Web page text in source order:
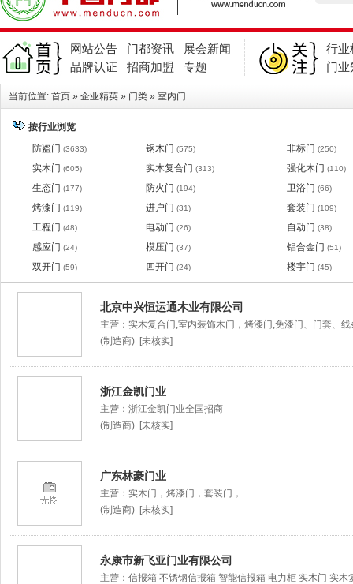
求
企业总
网站公告 门都资讯
展会新闻
品牌认证
招商加盟 专题
行业
门业
当前位置: 首页 » 企业精英 » 门类 » 室内门
按行业浏览
防盗门 (3633) 钢木门 (575) 非标门 (250)
实木门 (605) 实木复合门 (313) 强化木门 (110)
生态门 (177) 防火门 (194) 卫浴门 (66)
烤漆门 (119) 进户门 (31) 套装门 (109)
工程门 (48) 电动门 (26) 自动门 (38)
感应门 (24) 模压门 (37) 铝合金门 (51)
双开门 (59) 四开门 (24) 楼宇门 (45)
北京中兴恒运通木业有限公司
主营：实木复合门,室内装饰木门，烤漆门,免漆门、门套、
(制造商) [未核实]
浙江金凯门业
主营：浙江金凯门业全国招商
(制造商) [未核实]
广东林豪门业
主营：实木门，烤漆门，套装门，
(制造商) [未核实]
永康市新飞亚门业有限公司
主营：信报箱 不锈钢信报箱 智能信报箱 电力柜 实木门 实